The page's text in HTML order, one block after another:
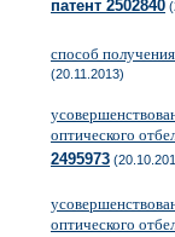
патент 2502840
способ
(20.11.2013)
оптического
2495973
оптического